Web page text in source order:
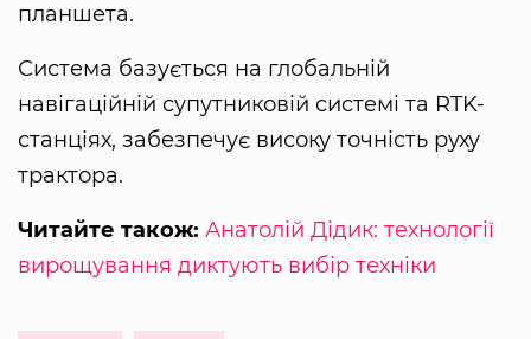
планшета.
Система базується на глобальній
навігаційній супутниковій системі та RTK-
станціях, забезпечує високу точність руху
трактора.
Читайте також: Анатолій Дідик: технології
вирощування диктують вибір техніки